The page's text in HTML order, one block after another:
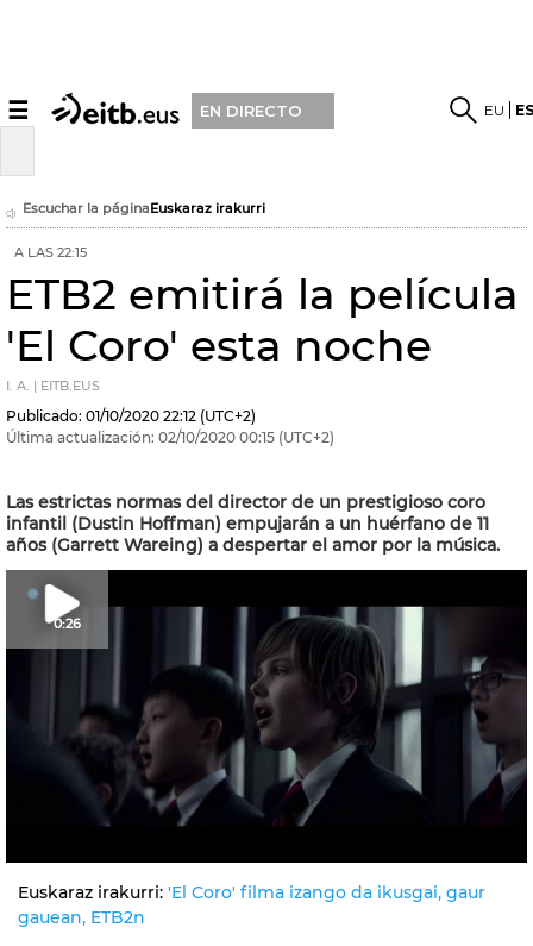
☰ EN DIRECTO EU
Escuchar la páginaEuskaraz irakurri
A LAS 22:15
ETB2 emitirá la película
'El Coro' esta noche
I. A. | EITB.EUS
Publicado: 01/10/2020 22:12 (UTC+2)
Última actualización: 02/10/2020 00:15 (UTC+2)
Las estrictas normas del director de un prestigioso coro
infantil (Dustin Hoffman) empujarán a un huérfano de 11
años (Garrett Wareing) a despertar el amor por la música.
0:26
Euskaraz irakurri: 'El Coro' filma izango da ikusgai, gaur
gauean, ETB2n